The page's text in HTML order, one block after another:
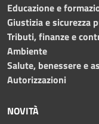
Educazione e
Giustizia e sicurezza
Tributi, finanze e
Ambiente
Salute, benessere e
Autorizzazioni
NOVITÀ